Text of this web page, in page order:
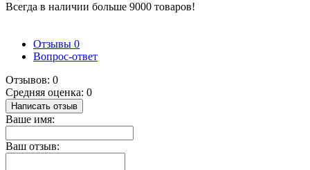
Всегда в наличии больше 9000 товаров!
Отзывы 0
Вопрос-ответ
Отзывов: 0
Средняя оценка: 0
Написать отзыв
Ваше имя:
Ваш отзыв: